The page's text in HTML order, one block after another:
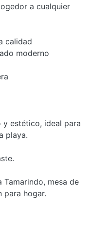
a cualquier
calidad
moderno
estético, ideal para
playa.
Tamarindo, mesa de
para hogar.